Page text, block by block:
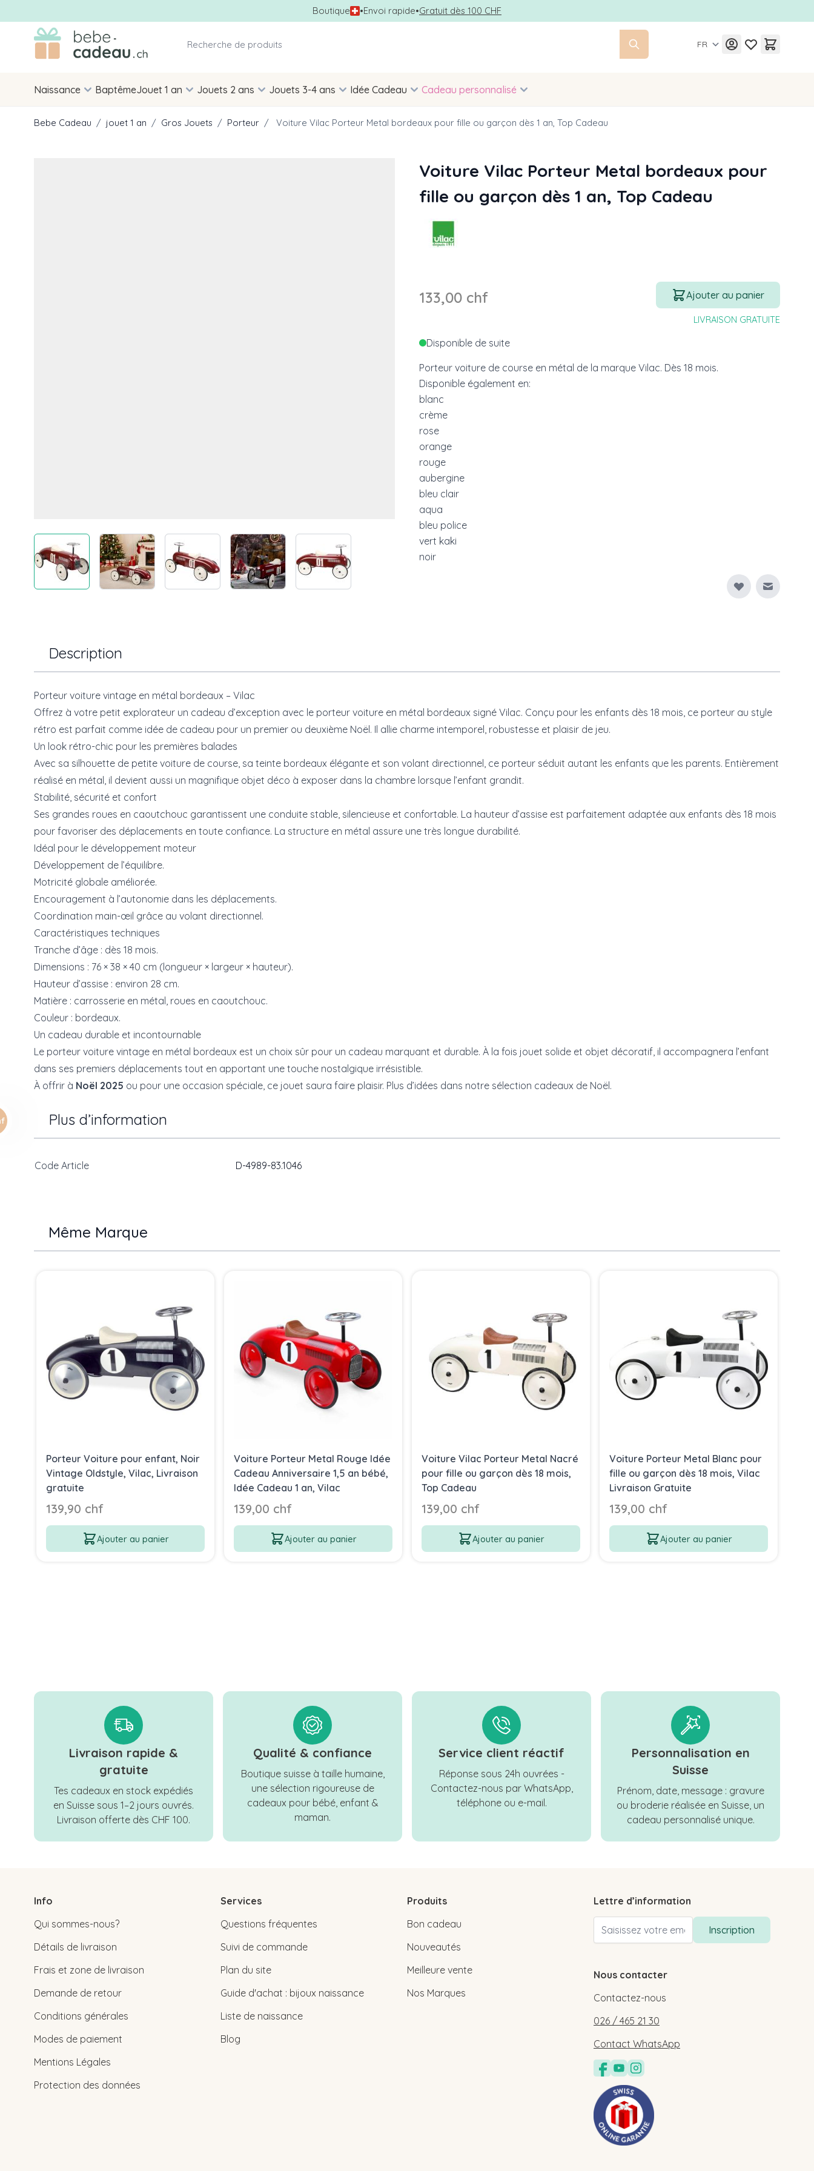
Boutique •Envoi rapide•Gratuit dès 100 CHF
Allez au contenu
FR
Naissance BaptêmeJouet 1 an Jouets 2 ans Jouets 3-4 ans Idée Cadeau Cadeau personnalisé
Bebe Cadeau / jouet 1 an / Gros Jouets / Porteur / Voiture Vilac Porteur Metal bordeaux pour fille ou garçon dès 1 an, Top Cadeau
Voiture Vilac Porteur Metal bordeaux pour
fille ou garçon dès 1 an, Top Cadeau
View larger imageView larger imageView larger imageView larger image
133,00 chf Quantité
Ajouter au panier
LIVRAISON GRATUITE
Disponible de suite
Porteur voiture de course en métal de la marque Vilac. Dès 18 mois.
Disponible également en:
blanc
crème
rose
orange
rouge
aubergine
bleu clair
aqua
bleu police
vert kaki
noir
Envoyer
Description
Porteur voiture vintage en métal bordeaux – Vilac
Offrez à votre petit explorateur un cadeau d’exception avec le porteur voiture en métal bordeaux signé Vilac. Conçu pour les enfants dès 18 mois, ce porteur au style
rétro est parfait comme idée de cadeau pour un premier ou deuxième Noël. Il allie charme intemporel, robustesse et plaisir de jeu.
Un look rétro-chic pour les premières balades
Avec sa silhouette de petite voiture de course, sa teinte bordeaux élégante et son volant directionnel, ce porteur séduit autant les enfants que les parents. Entièrement
réalisé en métal, il devient aussi un magnifique objet déco à exposer dans la chambre lorsque l’enfant grandit.
Stabilité, sécurité et confort
Ses grandes roues en caoutchouc garantissent une conduite stable, silencieuse et confortable. La hauteur d’assise est parfaitement adaptée aux enfants dès 18 mois
pour favoriser des déplacements en toute confiance. La structure en métal assure une très longue durabilité.
Idéal pour le développement moteur
Développement de l’équilibre.
Motricité globale améliorée.
Encouragement à l’autonomie dans les déplacements.
Coordination main-œil grâce au volant directionnel.
Caractéristiques techniques
Tranche d’âge : dès 18 mois.
Dimensions : 76 × 38 × 40 cm (longueur × largeur × hauteur).
Hauteur d’assise : environ 28 cm.
Matière : carrosserie en métal, roues en caoutchouc.
Couleur : bordeaux.
Un cadeau durable et incontournable
Le porteur voiture vintage en métal bordeaux est un choix sûr pour un cadeau marquant et durable. À la fois jouet solide et objet décoratif, il accompagnera l’enfant
dans ses premiers déplacements tout en apportant une touche nostalgique irrésistible.
À offrir à Noël 2025 ou pour une occasion spéciale, ce jouet saura faire plaisir. Plus d’idées dans notre sélection cadeaux de Noël.
Plus d’information
Code Article D-4989-83.1046
Même Marque
Porteur Voiture pour enfant, Noir
Vintage Oldstyle, Vilac, Livraison
gratuite
139,90 chf
Ajouter au panier
Voiture Porteur Metal Rouge Idée
Cadeau Anniversaire 1,5 an bébé,
Idée Cadeau 1 an, Vilac
139,00 chf
Ajouter au panier
Voiture Vilac Porteur Metal Nacré
pour fille ou garçon dès 18 mois,
Top Cadeau
139,00 chf
Ajouter au panier
Voiture Porteur Metal Blanc pour
fille ou garçon dès 18 mois, Vilac
Livraison Gratuite
139,00 chf
Ajouter au panier
Livraison rapide &
gratuite
Tes cadeaux en stock expédiés
en Suisse sous 1–2 jours ouvrés.
Livraison offerte dès CHF 100.
Qualité & confiance
Boutique suisse à taille humaine,
une sélection rigoureuse de
cadeaux pour bébé, enfant &
maman.
Service client réactif
Réponse sous 24h ouvrées -
Contactez-nous par WhatsApp,
téléphone ou e-mail.
Personnalisation en
Suisse
Prénom, date, message : gravure
ou broderie réalisée en Suisse, un
cadeau personnalisé unique.
Info
Qui sommes-nous?
Détails de livraison
Frais et zone de livraison
Demande de retour
Conditions générales
Modes de paiement
Mentions Légales
Protection des données
Services
Questions fréquentes
Suivi de commande
Plan du site
Guide d'achat : bijoux naissance
Liste de naissance
Blog
Produits
Bon cadeau
Nouveautés
Meilleure vente
Nos Marques
Lettre d’information
Adresse email
Inscription
Nous contacter
Contactez-nous
026 / 465 21 30
Contact WhatsApp